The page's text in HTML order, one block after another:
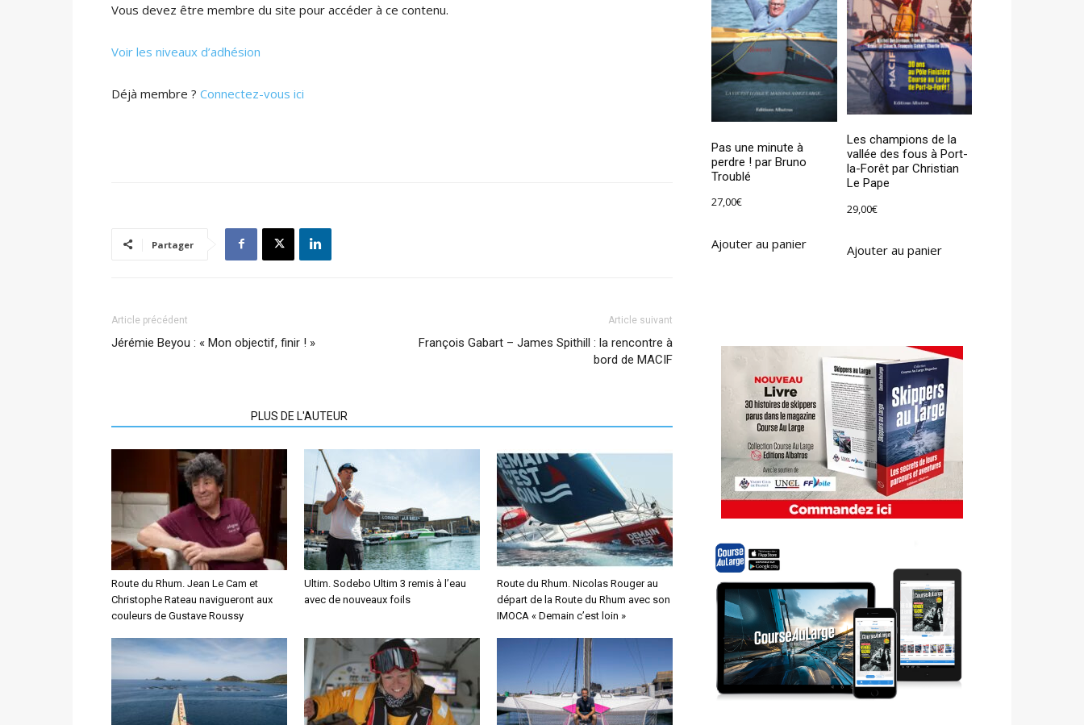
Vous devez être membre du site pour accéder à ce contenu.
Voir les niveaux d’adhésion
Déjà membre ? Connectez-vous ici
Partager
Article précédent
Jérémie Beyou : « Mon objectif, finir ! »
Article suivant
François Gabart – James Spithill : la rencontre à
bord de MACIF
PLUS DE L'AUTEUR
Route du Rhum. Jean Le Cam et
Christophe Rateau navigueront aux
couleurs de Gustave Roussy
Ultim. Sodebo Ultim 3 remis à l’eau
avec de nouveaux foils
Route du Rhum. Nicolas Rouger au
départ de la Route du Rhum avec son
IMOCA « Demain c’est loin »
Pas une minute à
perdre ! par Bruno
Troublé
27,00€
Ajouter au panier
Les champions de la
vallée des fous à Port-
la-Forêt par Christian
Le Pape
29,00€
Ajouter au panier